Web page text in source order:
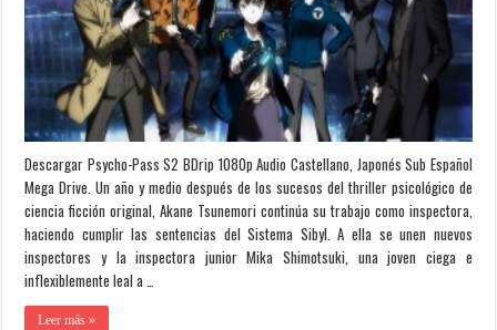
Descargar Psycho-Pass S2 BDrip 1080p Audio Castellano, Japonés Sub Español
Mega Drive. Un año y medio después de los sucesos del thriller psicológico de
ciencia ficción original, Akane Tsunemori continúa su trabajo como inspectora,
haciendo cumplir las sentencias del Sistema Sibyl. A ella se unen nuevos
inspectores y la inspectora junior Mika Shimotsuki, una joven ciega e
inflexiblemente leal a …
Leer más »